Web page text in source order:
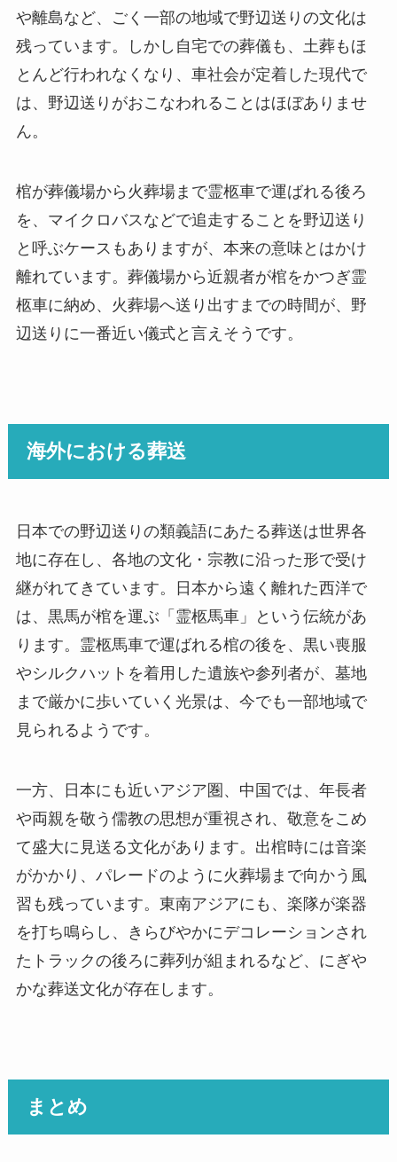
や離島など、ごく一部の地域で野辺送りの文化は
残っています。しかし自宅での葬儀も、土葬もほ
とんど行われなくなり、車社会が定着した現代で
は、野辺送りがおこなわれることはほぼありませ
ん。
棺が葬儀場から火葬場まで霊柩車で運ばれる後ろ
を、マイクロバスなどで追走することを野辺送り
と呼ぶケースもありますが、本来の意味とはかけ
離れています。葬儀場から近親者が棺をかつぎ霊
柩車に納め、火葬場へ送り出すまでの時間が、野
辺送りに一番近い儀式と言えそうです。
海外における葬送
日本での野辺送りの類義語にあたる葬送は世界各
地に存在し、各地の文化・宗教に沿った形で受け
継がれてきています。日本から遠く離れた西洋で
は、黒馬が棺を運ぶ「霊柩馬車」という伝統があ
ります。霊柩馬車で運ばれる棺の後を、黒い喪服
やシルクハットを着用した遺族や参列者が、墓地
まで厳かに歩いていく光景は、今でも一部地域で
見られるようです。
一方、日本にも近いアジア圏、中国では、年長者
や両親を敬う儒教の思想が重視され、敬意をこめ
て盛大に見送る文化があります。出棺時には音楽
がかかり、パレードのように火葬場まで向かう風
習も残っています。東南アジアにも、楽隊が楽器
を打ち鳴らし、きらびやかにデコレーションされ
たトラックの後ろに葬列が組まれるなど、にぎや
かな葬送文化が存在します。
まとめ